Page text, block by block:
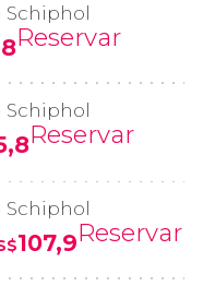
Reservar
Reservar
107,9Reservar